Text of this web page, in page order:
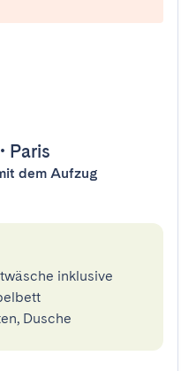
• Paris
dem Aufzug
inklusive
Dusche